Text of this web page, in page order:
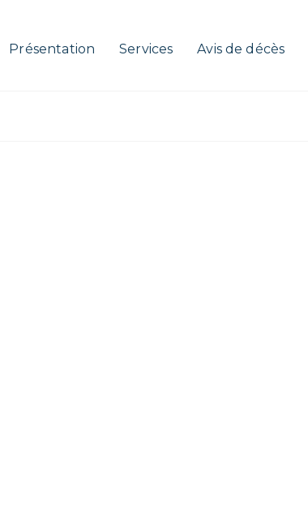
Présentation Services Avis de décès